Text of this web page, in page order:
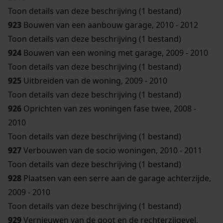
Toon details van deze beschrijving (1 bestand)
923 Bouwen van een aanbouw garage, 2010 - 2012
Toon details van deze beschrijving (1 bestand)
924 Bouwen van een woning met garage, 2009 - 2010
Toon details van deze beschrijving (1 bestand)
925 Uitbreiden van de woning, 2009 - 2010
Toon details van deze beschrijving (1 bestand)
926 Oprichten van zes woningen fase twee, 2008 -
2010
Toon details van deze beschrijving (1 bestand)
927Verbouwen van de socio woningen, 2010 - 2011
Toon details van deze beschrijving (1 bestand)
928 Plaatsen van een serre aan de garage achterzijde,
2009 - 2010
Toon details van deze beschrijving (1 bestand)
929Vernieuwen van de goot en de rechterzijgevel,